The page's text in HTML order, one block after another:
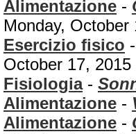
Alimentazione -
Monday, October
Esercizio fisico
October 17, 2015
Fisiologia-
Alimentazione -
Alimentazione -